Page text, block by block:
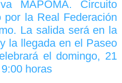
MAPOMA. Circuito
por la Real Federación
La salida será en la
la llegada en el Paseo
el domingo, 21
horas